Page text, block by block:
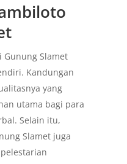
Slamet
Kandungan
yang
utama bagi para
Selain itu,
Slamet juga